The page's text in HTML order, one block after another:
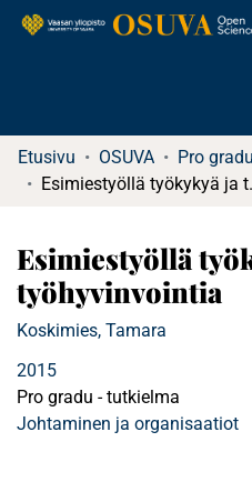
Etusivu OSUVA
Esimiestyöllä
työhyvinvointia
Koskimies, Tamara
2015
Pro gradu - tutkielma
Johtaminen ja organisaatiot